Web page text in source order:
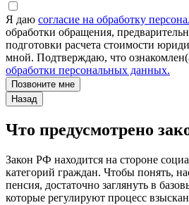
Я даю согласие на обработку
обработки обращения,
подготовки расчета стоимости
мной. Подтверждаю, что
обработки персональных данных.
Позвоните мне
Назад
Что предусмотрено
Закон РФ находится на стороне
категорий граждан. Чтобы понять,
пенсия, достаточно заглянуть в
которые регулируют процесс